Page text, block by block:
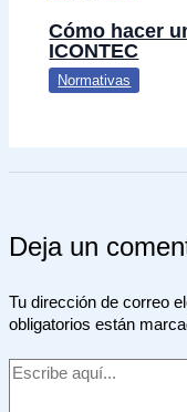
Cómo hacer
ICONTEC
Normativas
Deja un
Tu dirección de correo
obligatorios están
Escribe